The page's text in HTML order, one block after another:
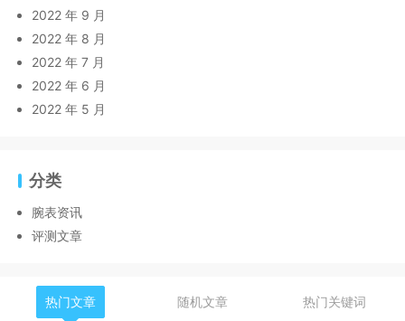
2022 年 9 月
2022 年 8 月
2022 年 7 月
2022 年 6 月
2022 年 5 月
分类
腕表资讯
评测文章
热门文章 随机文章 热门关键词